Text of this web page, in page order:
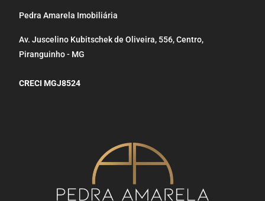
Pedra Amarela Imobiliária
Av. Juscelino Kubitschek de Oliveira, 556, Centro,
Piranguinho - MG
CRECI MGJ8524